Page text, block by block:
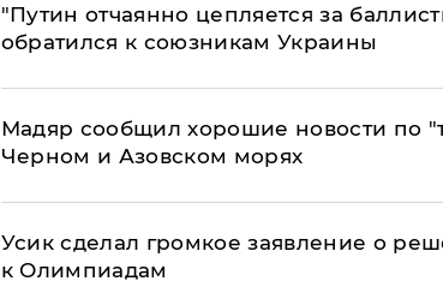
"Путин отчаянно цепляется за
обратился к союзникам Украины
Мадяр сообщил хорошие новости по
Черном и Азовском морях
Усик сделал громкое заявление о
к Олимпиадам